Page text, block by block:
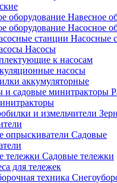
Навесное
Насосное
Насосные
Насосы
к насосам
насосы
аккумуляторные
Садовые
Садовые тележки
для тележек